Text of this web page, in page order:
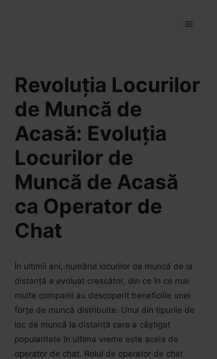
MENIU
Revoluția Locurilor
de Muncă de
Acasă: Evoluția
Locurilor de
Muncă de Acasă
ca Operator de
Chat
În ultimii ani, numărul locurilor de muncă de la
distanță a evoluat crescător, din ce în ce mai
multe companii au descoperit beneficiile unei
forțe de muncă distribuite. Unul din tipurile de
loc de muncă la distanță care a câștigat
popularitate în ultima vreme este acela de
operator de chat. Rolul de operator de chat